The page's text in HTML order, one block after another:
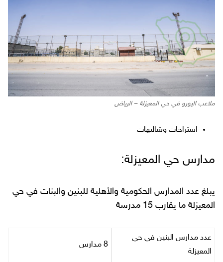
ملاعب اليورو في حي المعيزلة – الرياض
استراحات وشاليهات
مدارس حي المعيزلة:
يبلغ عدد المدارس الحكومية والأهلية للبنين والبنات في حي
المعيزلة ما يقارب 15 مدرسة
عدد مدارس البنين في حي
المعيزلة
8 مدارس